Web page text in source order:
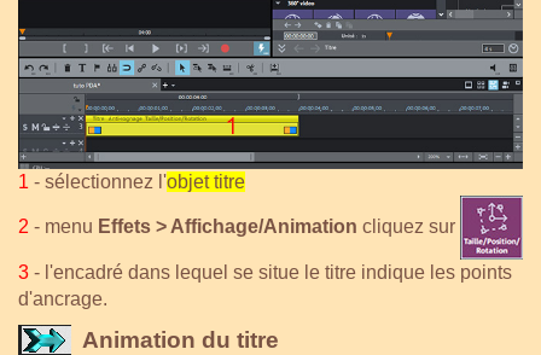
1 - sélectionnez l'objet titre
2 - menu Effets > Affichage/Animation cliquez sur
3 - l'encadré dans lequel se situe le titre indique les points
d'ancrage.
Animation du titre